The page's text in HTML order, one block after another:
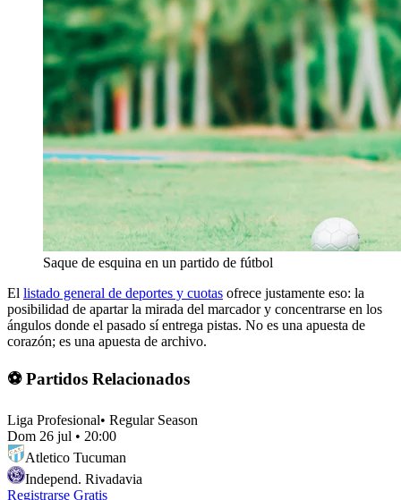
Saque de esquina en un partido de fútbol
El listado general de deportes y cuotas ofrece justamente eso: la
posibilidad de apartar la mirada del marcador y concentrarse en los
ángulos donde el pasado sí entrega pistas. No es una apuesta de
corazón; es una apuesta de archivo.
⚽ Partidos Relacionados
Liga Profesional• Regular Season
Dom 26 jul • 20:00
Atletico Tucuman
Independ. Rivadavia
Registrarse Gratis